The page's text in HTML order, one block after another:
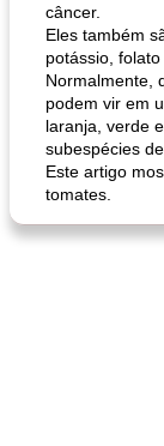
câncer.
Eles também
potássio, folato
Normalmente,
podem vir em
laranja, verde
subespécies
Este artigo
tomates.